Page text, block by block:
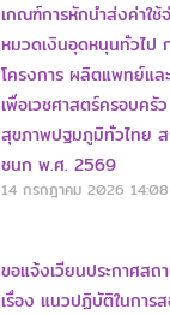
เกณฑ์การหักนำส่งค่าใช้
หมวดเงินอุดหนุนทั่วไป
โครงการ ผลิตแพทย์แ
เพื่อเวชศาสตร์ครอบค
สุขภาพปฐมภูมิทั่วไทย ส
ชนก พ.ศ. 2569
14 กรกฎาคม 2026
ขอแจ้งเวียนประกาศสถ
เรื่อง แนวปฏิบัติในการ